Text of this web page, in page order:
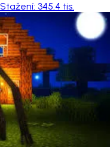
Stažení: 345.4 tis.